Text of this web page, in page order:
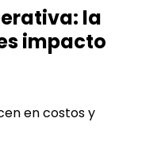
la
impacto
en costos y